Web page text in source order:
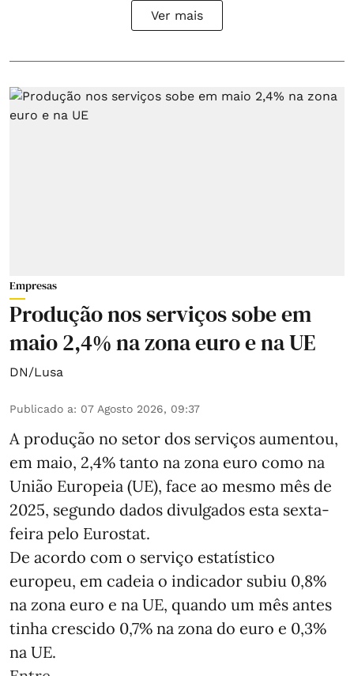
Ver mais
Empresas
Produção nos serviços sobe em
maio 2,4% na zona euro e na UE
DN/Lusa
Publicado a: 07 Agosto 2026, 09:37
A produção no setor dos serviços aumentou,
em maio, 2,4% tanto na zona euro como na
União Europeia (UE), face ao mesmo mês de
2025, segundo dados divulgados esta sexta-
feira pelo Eurostat.
De acordo com o serviço estatístico
europeu, em cadeia o indicador subiu 0,8%
na zona euro e na UE, quando um mês antes
tinha crescido 0,7% na zona do euro e 0,3%
na UE.